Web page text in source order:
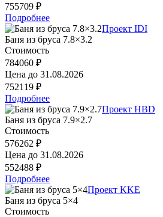
755709 ₽
Подробнее
Проект IDI
Баня из бруса 7.8×3.2
Стоимость
784060 ₽
Цена до 31.08.2026
752119 ₽
Подробнее
Проект HBD
Баня из бруса 7.9×2.7
Стоимость
576262 ₽
Цена до 31.08.2026
552488 ₽
Подробнее
Проект KKE
Баня из бруса 5×4
Стоимость